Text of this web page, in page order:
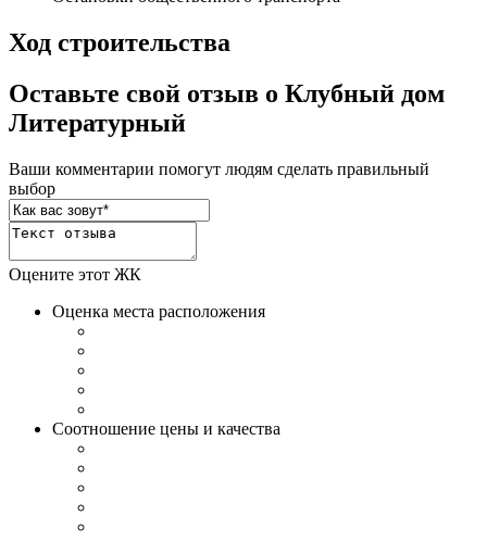
Ход строительства
Оставьте свой отзыв о Клубный дом
Литературный
Ваши комментарии помогут людям сделать правильный
выбор
Оцените этот ЖК
Оценка места расположения
Соотношение цены и качества